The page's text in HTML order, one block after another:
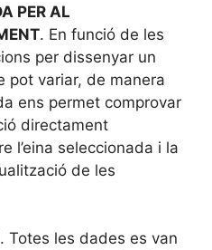
PER AL
. En funció de les
per dissenyar un
pot variar, de manera
ens permet comprovar
directament
l’eina seleccionada i la
de les
. Totes les dades es van